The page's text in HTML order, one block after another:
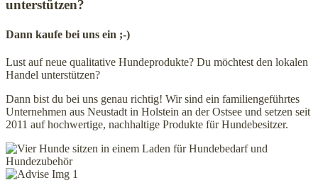
unterstützen?
Dann kaufe bei uns ein ;-)
Lust auf neue qualitative Hundeprodukte? Du möchtest den lokalen
Handel unterstützen?
Dann bist du bei uns genau richtig! Wir sind ein familiengeführtes
Unternehmen aus Neustadt in Holstein an der Ostsee und setzen seit
2011 auf hochwertige, nachhaltige Produkte für Hundebesitzer.